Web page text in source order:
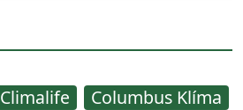
Climalife Columbus Klíma